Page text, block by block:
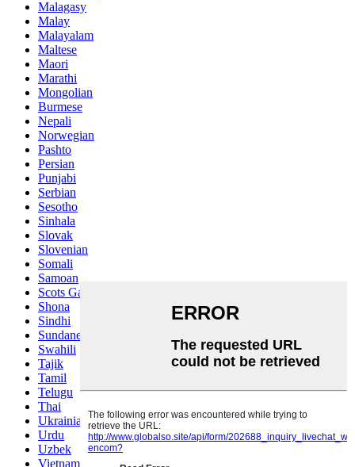
Malagasy
Malay
Malayalam
Maltese
Maori
Marathi
Mongolian
Burmese
Nepali
Norwegian
Pashto
Persian
Punjabi
Serbian
Sesotho
Sinhala
Slovak
Slovenian
Somali
Samoan
Scots Gaelic
Shona
Sindhi
Sundanese
Swahili
Tajik
Tamil
Telugu
Thai
Ukrainian
Urdu
Uzbek
Vietnamese